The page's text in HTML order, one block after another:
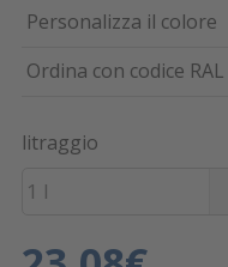
Personalizza il colore
Ordina con codice RAL
litraggio
1 l